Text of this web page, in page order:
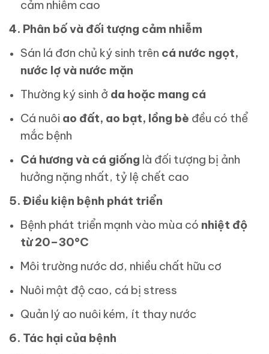
cảm nhiễm cao
4. Phân bố và đối tượng cảm nhiễm
Sán lá đơn chủ ký sinh trên cá nước ngọt,
nước lợ và nước mặn
Thường ký sinh ở da hoặc mang cá
Cá nuôi ao đất, ao bạt, lồng bè đều có thể
mắc bệnh
Cá hương và cá giống là đối tượng bị ảnh
hưởng nặng nhất, tỷ lệ chết cao
5. Điều kiện bệnh phát triển
Bệnh phát triển mạnh vào mùa có nhiệt độ
từ 20–30°C
Môi trường nước dơ, nhiều chất hữu cơ
Nuôi mật độ cao, cá bị stress
Quản lý ao nuôi kém, ít thay nước
6. Tác hại của bệnh